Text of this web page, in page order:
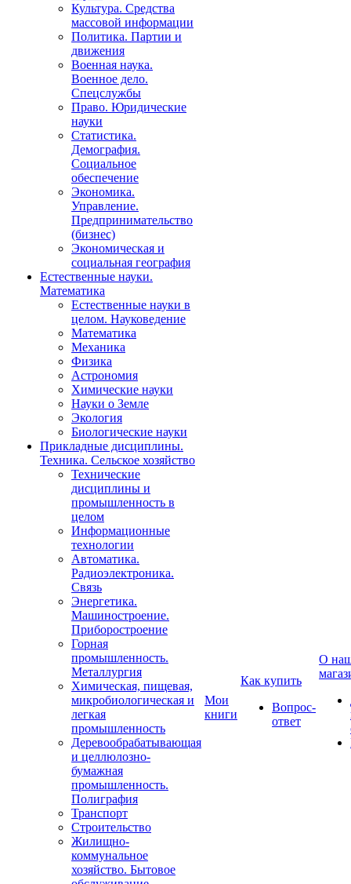
Культура. Средства
массовой информации
Политика. Партии и
движения
Военная наука.
Военное дело.
Спецслужбы
Право. Юридические
науки
Статистика.
Демография.
Социальное
обеспечение
Экономика.
Управление.
Предпринимательство
(бизнес)
Экономическая и
социальная география
Естественные науки.
Математика
Естественные науки в
целом. Науковедение
Математика
Механика
Физика
Астрономия
Химические науки
Науки о Земле
Экология
Биологические науки
Прикладные дисциплины.
Техника. Сельское хозяйство
Технические
дисциплины и
промышленность в
целом
Информационные
технологии
Автоматика.
Радиоэлектроника.
Связь
Энергетика.
Машиностроение.
Приборостроение
Горная
промышленность.
Металлургия
Химическая, пищевая,
микробиологическая и
легкая
промышленность
Деревообрабатывающая
и целлюлозно-
бумажная
промышленность.
Полиграфия
Транспорт
Строительство
Жилищно-
коммунальное
хозяйство. Бытовое
Мои
книги
Как купить
Вопрос-
ответ
О